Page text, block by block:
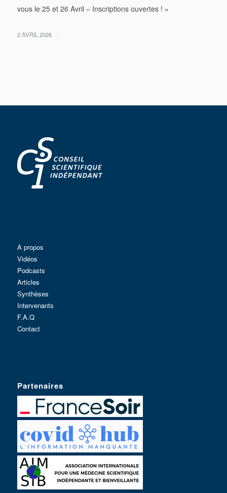
vous le 25 et 26 Avril – Inscriptions ouvertes ! »
2 AVRIL 2026 /
A propos
Vidéos
Podcasts
Articles
Synthèses
Intervenants
F.A.Q
Contact
Partenaires